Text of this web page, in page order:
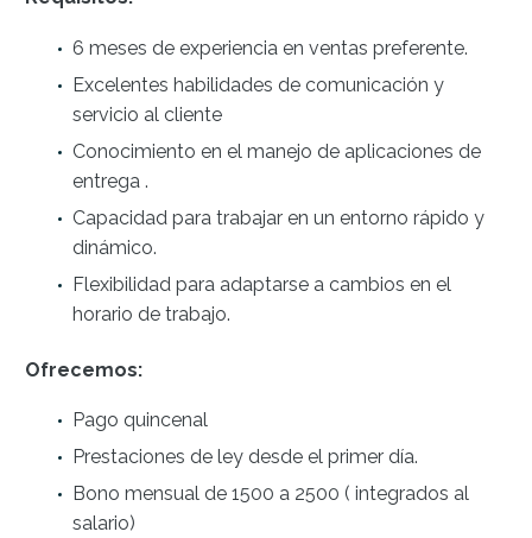
6 meses de experiencia en ventas preferente.
Excelentes habilidades de comunicación y
servicio al cliente
Conocimiento en el manejo de aplicaciones de
entrega .
Capacidad para trabajar en un entorno rápido y
dinámico.
Flexibilidad para adaptarse a cambios en el
horario de trabajo.
Ofrecemos:
Pago quincenal
Prestaciones de ley desde el primer día.
Bono mensual de 1500 a 2500 ( integrados al
salario)